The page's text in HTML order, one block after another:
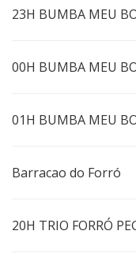
23H BUMBA MEU
00H BUMBA MEU
01H BUMBA MEU
Barracao do Forró
20H TRIO FORRÓ